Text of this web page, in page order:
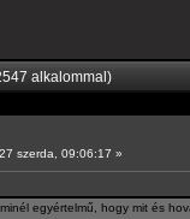
alkalommal)
szerda, 09:06:17 »
egyértelmű, hogy mit és